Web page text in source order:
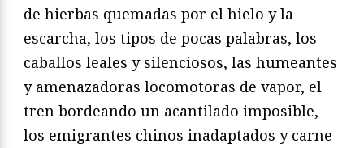
de hierbas quemadas por el hielo y la
escarcha, los tipos de pocas palabras, los
caballos leales y silenciosos, las humeantes
y amenazadoras locomotoras de vapor, el
tren bordeando un acantilado imposible,
los emigrantes chinos inadaptados y carne